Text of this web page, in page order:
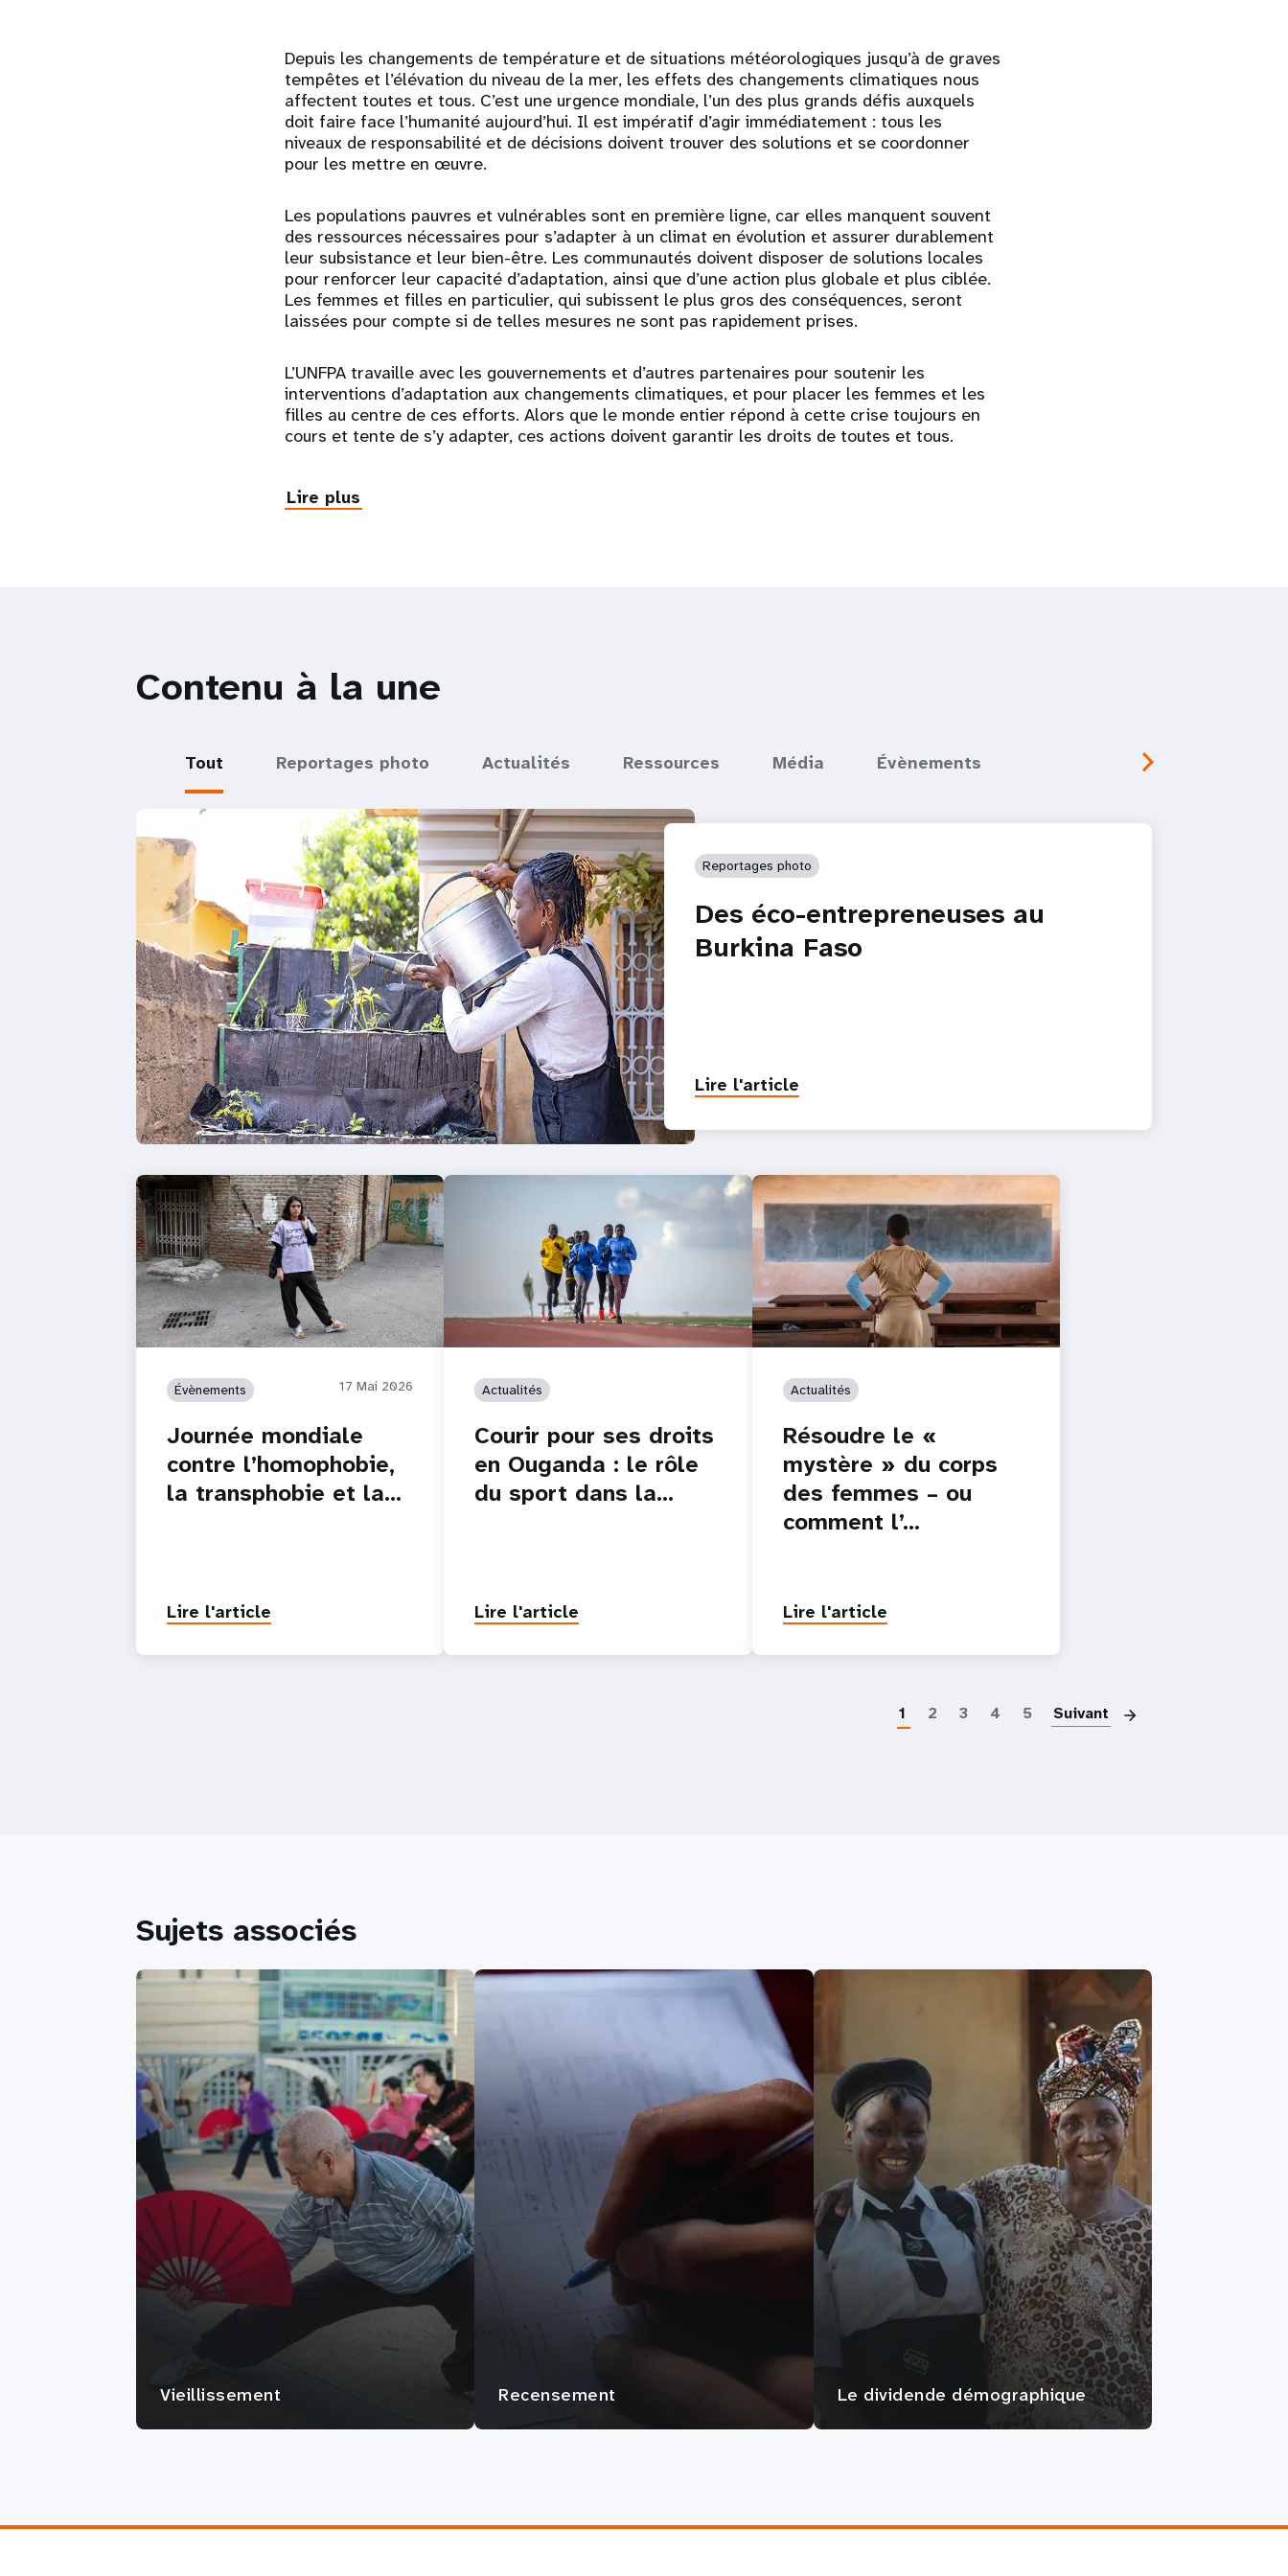
Depuis les changements de température et de situations météorologiques jusqu’à de graves
tempêtes et l’élévation du niveau de la mer, les effets des changements climatiques nous
affectent toutes et tous. C’est une urgence mondiale, l’un des plus grands défis auxquels
doit faire face l’humanité aujourd’hui. Il est impératif d’agir immédiatement : tous les
niveaux de responsabilité et de décisions doivent trouver des solutions et se coordonner
pour les mettre en œuvre.
Les populations pauvres et vulnérables sont en première ligne, car elles manquent souvent
des ressources nécessaires pour s’adapter à un climat en évolution et assurer durablement
leur subsistance et leur bien-être. Les communautés doivent disposer de solutions locales
pour renforcer leur capacité d’adaptation, ainsi que d’une action plus globale et plus ciblée.
Les femmes et filles en particulier, qui subissent le plus gros des conséquences, seront
laissées pour compte si de telles mesures ne sont pas rapidement prises.
L’UNFPA travaille avec les gouvernements et d’autres partenaires pour soutenir les
interventions d’adaptation aux changements climatiques, et pour placer les femmes et les
filles au centre de ces efforts. Alors que le monde entier répond à cette crise toujours en
cours et tente de s’y adapter, ces actions doivent garantir les droits de toutes et tous.
Lire plus
Contenu à la une
Tout Reportages photo Actualités Ressources Média Évènements
Reportages photo
Des éco-entrepreneuses au
Burkina Faso
Lire l'article
Évènements 17 Mai 2026
Journée mondiale
contre l’homophobie,
la transphobie et la…
Lire l'article
Actualités
Courir pour ses droits
en Ouganda : le rôle
du sport dans la…
Lire l'article
Actualités
Résoudre le «
mystère » du corps
des femmes – ou
comment l’…
Lire l'article
1 2 3 4 5 Suivant
Sujets associés
Vieillissement Recensement Le dividende démographique